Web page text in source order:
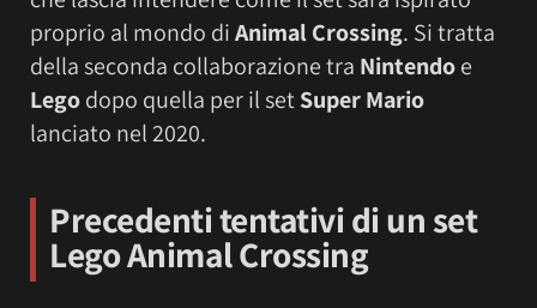
proprio al mondo diAnimal Crossing. Si tratta
della seconda collaborazione tra Nintendoe
Legodopo quella per il setSuper Mario
lanciato nel 2020.
Precedenti tentativi di un set
Lego Animal Crossing